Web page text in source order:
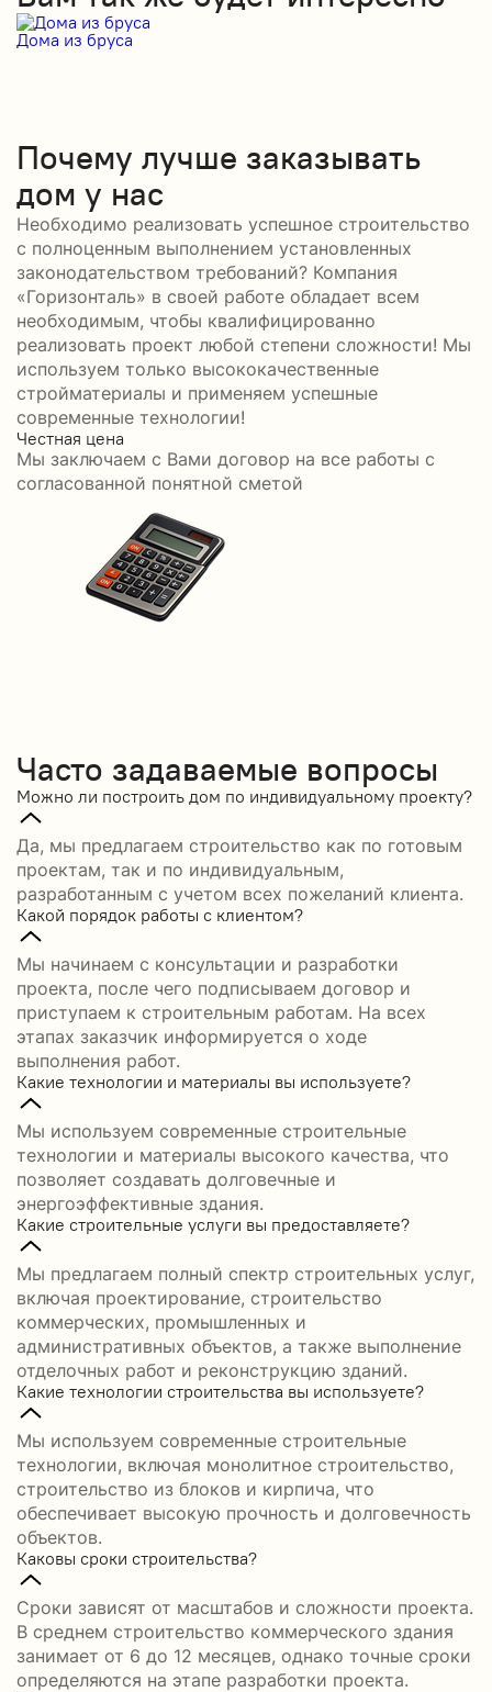
Дома из бруса
Почему лучше заказывать
дом у нас
Необходимо реализовать успешное строительство
с полноценным выполнением установленных
законодательством требований? Компания
«Горизонталь» в своей работе обладает всем
необходимым, чтобы квалифицированно
реализовать проект любой степени сложности! Мы
используем только высококачественные
стройматериалы и применяем успешные
современные технологии!
Честная цена
Мы заключаем с Вами договор на все работы с
согласованной понятной сметой
Часто задаваемые вопросы
Можно ли построить дом по индивидуальному проекту?
Да, мы предлагаем строительство как по готовым
проектам, так и по индивидуальным,
разработанным с учетом всех пожеланий клиента.
Какой порядок работы с клиентом?
Мы начинаем с консультации и разработки
проекта, после чего подписываем договор и
приступаем к строительным работам. На всех
этапах заказчик информируется о ходе
выполнения работ.
Какие технологии и материалы вы используете?
Мы используем современные строительные
технологии и материалы высокого качества, что
позволяет создавать долговечные и
энергоэффективные здания.
Какие строительные услуги вы предоставляете?
Мы предлагаем полный спектр строительных услуг,
включая проектирование, строительство
коммерческих, промышленных и
административных объектов, а также выполнение
отделочных работ и реконструкцию зданий.
Какие технологии строительства вы используете?
Мы используем современные строительные
технологии, включая монолитное строительство,
строительство из блоков и кирпича, что
обеспечивает высокую прочность и долговечность
объектов.
Каковы сроки строительства?
Сроки зависят от масштабов и сложности проекта.
В среднем строительство коммерческого здания
занимает от 6 до 12 месяцев, однако точные сроки
определяются на этапе разработки проекта.